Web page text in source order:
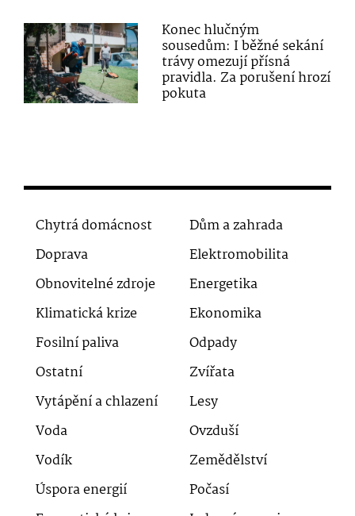
Konec hlučným
sousedům: I běžné sekání
trávy omezují přísná
pravidla. Za porušení hrozí
pokuta
Chytrá domácnost
Dům a zahrada
Doprava
Elektromobilita
Obnovitelné zdroje
Energetika
Klimatická krize
Ekonomika
Fosilní paliva
Odpady
Ostatní
Zvířata
Vytápění a chlazení
Lesy
Voda
Ovzduší
Vodík
Zemědělství
Úspora energií
Počasí